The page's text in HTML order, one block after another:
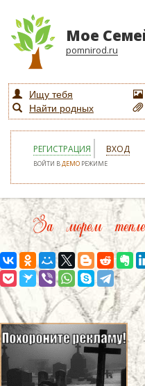
Мое
pomnirod.ru
Ищу тебя
Найти родных
РЕГИСТРАЦИЯ ВХОД
ВОЙТИ ВДЕМО РЕЖИМЕ
За морем